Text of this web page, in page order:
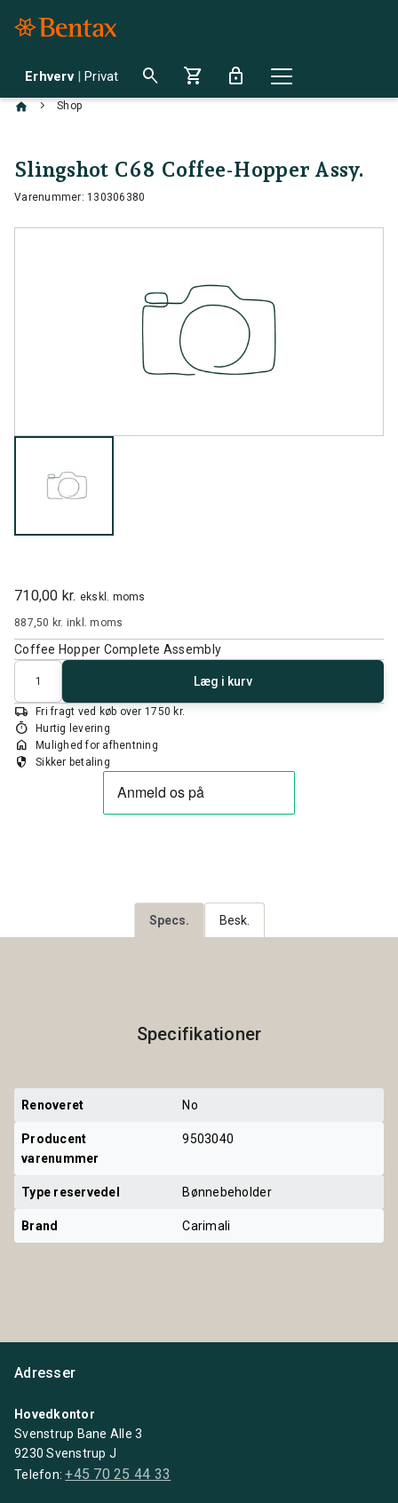
Erhverv | Privat search shopping_cart lock
chevron_right Shop
Slingshot C68 Coffee-Hopper Assy.
Varenummer: 130306380
710,00 kr. ekskl. moms
887,50 kr. inkl. moms
Coffee Hopper Complete Assembly
Antal
Læg i kurv
local_shipping Fri fragt ved køb over 1750 kr.
timer Hurtig levering
home Mulighed for afhentning
security Sikker betaling
Specs. Besk.
Specifikationer
Renoveret No
Producent
varenummer
9503040
Type reservedel Bønnebeholder
Brand Carimali
Adresser
Hovedkontor
Svenstrup Bane Alle 3
9230 Svenstrup J
Telefon:+45 70 25 44 33